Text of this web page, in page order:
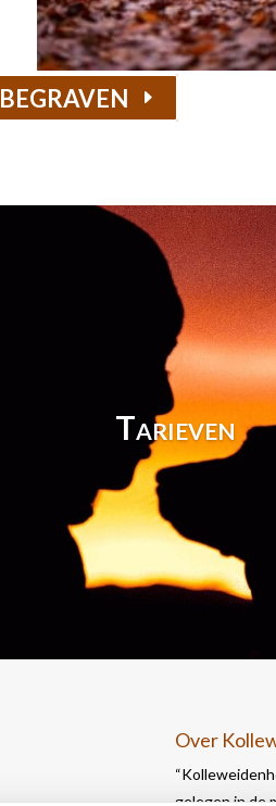
BEGRAVEN
Tarieven
Over
gelegen in de